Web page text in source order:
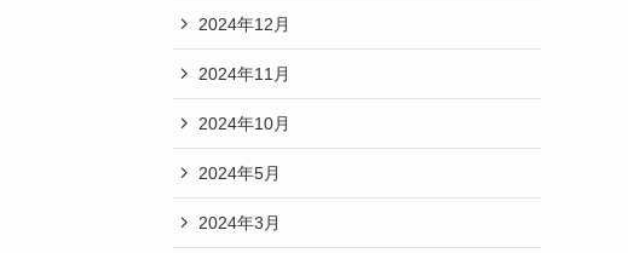
2024年12月
2024年11月
2024年10月
2024年5月
2024年3月